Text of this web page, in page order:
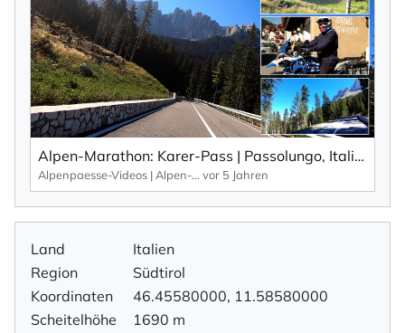
Alpen-Marathon: Karer-Pass | Passolungo, Italien – Fakten, Infos, Impressionen (2019|2020)
Alpenpaesse-Videos | Alpen-Marathon vor 5 Jahren
Land
Italien
Region
Südtirol
Koordinaten
46.45580000, 11.58580000
Scheitelhöhe
1690 m